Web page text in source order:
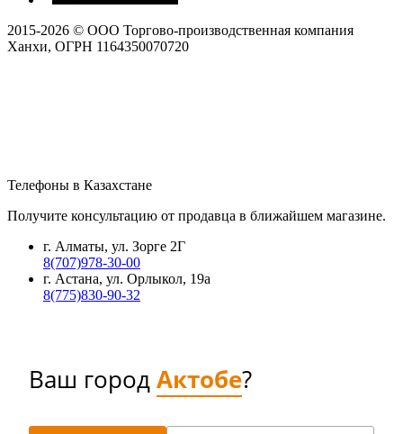
2015-2026 © ООО Торгово-производственная компания
Ханхи, ОГРН 1164350070720
Телефоны в Казахстане
Получите консультацию от продавца в ближайшем магазине.
г. Алматы, ул. Зорге 2Г
8(707)978-30-00
г. Астана, ул. Орлыкол, 19а
8(775)830-90-32
Ваш городАктобе?